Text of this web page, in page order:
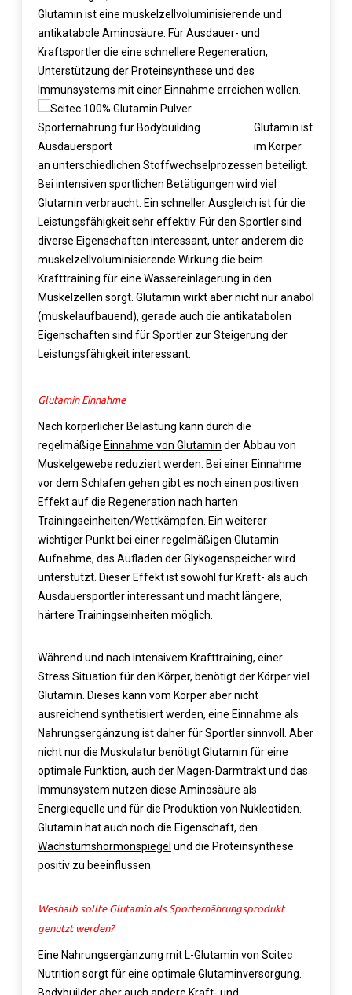
Glutamin ist eine muskelzellvoluminisierende und
antikatabole Aminosäure. Für Ausdauer- und
Kraftsportler die eine schnellere Regeneration,
Unterstützung der Proteinsynthese und des
Immunsystems mit einer Einnahme erreichen wollen.
Glutamin ist
im Körper
an unterschiedlichen Stoffwechselprozessen beteiligt.
Bei intensiven sportlichen Betätigungen wird viel
Glutamin verbraucht. Ein schneller Ausgleich ist für die
Leistungsfähigkeit sehr effektiv. Für den Sportler sind
diverse Eigenschaften interessant, unter anderem die
muskelzellvoluminisierende Wirkung die beim
Krafttraining für eine Wassereinlagerung in den
Muskelzellen sorgt. Glutamin wirkt aber nicht nur anabol
(muskelaufbauend), gerade auch die antikatabolen
Eigenschaften sind für Sportler zur Steigerung der
Leistungsfähigkeit interessant.
Glutamin Einnahme
Nach körperlicher Belastung kann durch die
regelmäßige Einnahme von Glutamin der Abbau von
Muskelgewebe reduziert werden. Bei einer Einnahme
vor dem Schlafen gehen gibt es noch einen positiven
Effekt auf die Regeneration nach harten
Trainingseinheiten/Wettkämpfen. Ein weiterer
wichtiger Punkt bei einer regelmäßigen Glutamin
Aufnahme, das Aufladen der Glykogenspeicher wird
unterstützt. Dieser Effekt ist sowohl für Kraft- als auch
Ausdauersportler interessant und macht längere,
härtere Trainingseinheiten möglich.
Während und nach intensivem Krafttraining, einer
Stress Situation für den Körper, benötigt der Körper viel
Glutamin. Dieses kann vom Körper aber nicht
ausreichend synthetisiert werden, eine Einnahme als
Nahrungsergänzung ist daher für Sportler sinnvoll. Aber
nicht nur die Muskulatur benötigt Glutamin für eine
optimale Funktion, auch der Magen-Darmtrakt und das
Immunsystem nutzen diese Aminosäure als
Energiequelle und für die Produktion von Nukleotiden.
Glutamin hat auch noch die Eigenschaft, den
Wachstumshormonspiegel und die Proteinsynthese
positiv zu beeinflussen.
Weshalb sollte Glutamin als Sporternährungsprodukt
genutzt werden?
Eine Nahrungsergänzung mit L-Glutamin von Scitec
Nutrition sorgt für eine optimale Glutaminversorgung.